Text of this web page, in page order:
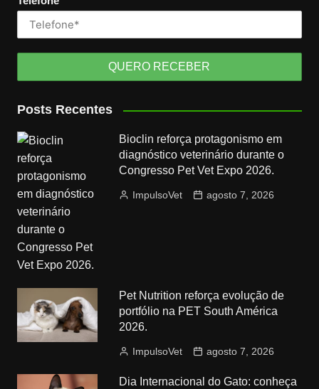
Posts Recentes
Bioclin reforça protagonismo em
diagnóstico veterinário durante o
Congresso Pet Vet Expo 2026.
ImpulsoVet agosto 7, 2026
Pet Nutrition reforça evolução de
portfólio na PET South América
2026.
ImpulsoVet agosto 7, 2026
Dia Internacional do Gato: conheça